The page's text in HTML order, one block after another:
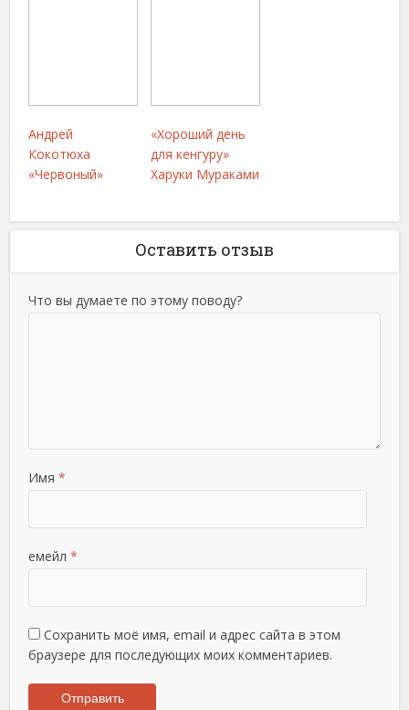
Андрей
Кокотюха
«Червоный»
«Хороший день
для кенгуру»
Харуки Мураками
Оставить отзыв
Что вы думаете по этому поводу?
Имя *
емейл *
Сохранить моё имя, email и адрес сайта в этом
браузере для последующих моих комментариев.